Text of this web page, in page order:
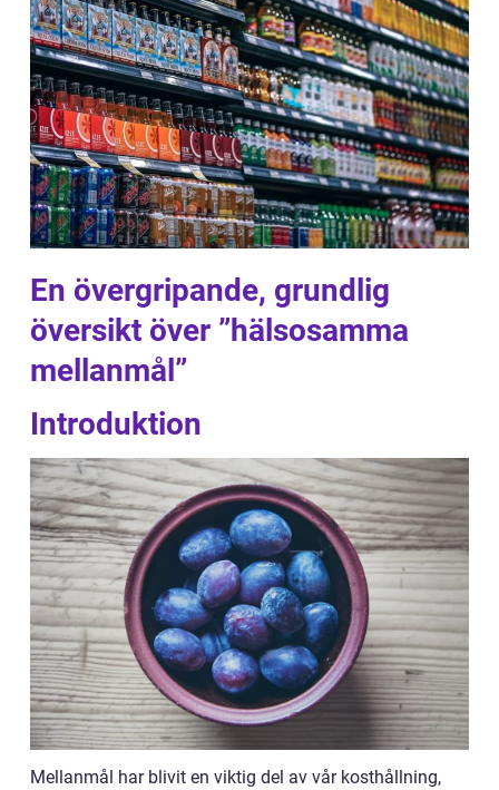
En övergripande, grundlig
översikt över ”hälsosamma
mellanmål”
Introduktion
Mellanmål har blivit en viktig del av vår kosthållning,